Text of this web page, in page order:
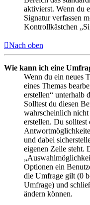
aktivierst. Wenn du
Signatur verfassen
Kontrollkästchen
Nach oben
Wie kann ich eine
Wenn du ein neues
eines Themas
erstellen“ unterhalb
Solltest du diesen
wahrscheinlich
erstellen. Du solltest
und dabei
eigenen Zeile steht.
Optionen ein
die Umfrage gilt (0
Umfrage) und
ändern können.